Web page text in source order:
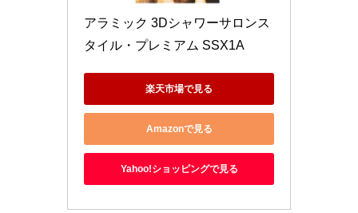
アラミック 3Dシャワーサロンス
タイル・プレミアム SSX1A
楽天市場で見る
Amazonで見る
Yahoo!ショッピングで見る